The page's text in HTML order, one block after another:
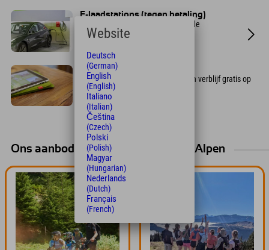
E-laadstations (tegen betaling)
Er zijn vier openbare laadpalen in de
ondergrondse parkeergarage. Elke
Gratis wifi
Explorer-gasten kunnen tijdens hun verblijf gratis op
internet surfen via Wi-Fi.
Ons aanbod voor uw vakantie in de Alpen
Website
Deutsch
(German)
English
(English)
Italiano
(Italian)
Čeština
(Czech)
Polski
(Polish)
Magyar
(Hungarian)
Nederlands
(Dutch)
Français
(French)